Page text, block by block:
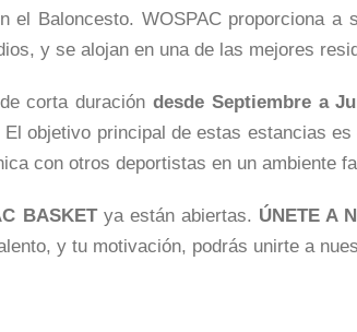
el Baloncesto. WOSPAC proporciona
y se alojan en una de las mejores
corta duracióndesde Septiembre a
El objetivo principal de estas estancias
con otros deportistas en un ambiente
BASKETya están abiertas. ÚNETE A
y tu motivación, podrás unirte a